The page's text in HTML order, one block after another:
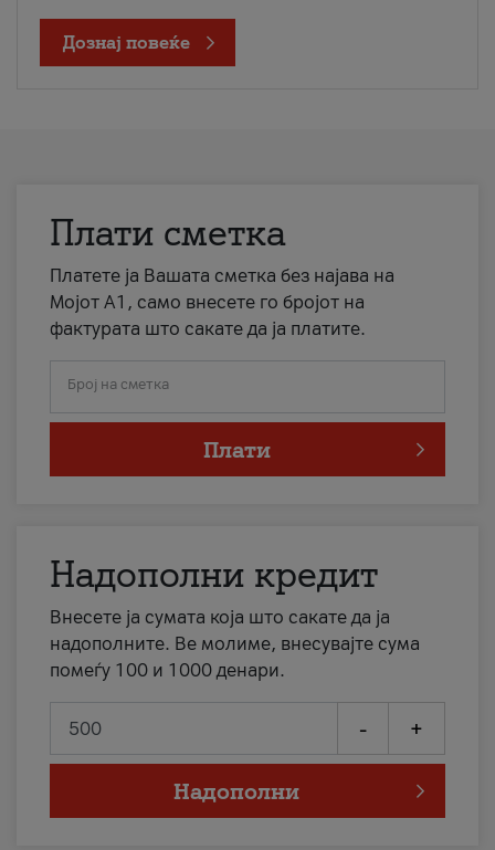
Дознај повеќе
Плати сметка
Платете ја Вашата сметка без најава на
Мојот А1, само внесете го бројот на
фактурата што сакате да ја платите.
Број на сметка
Плати
Надополни кредит
Внесете ја сумата која што сакате да ја
надополните. Ве молиме, внесувајте сума
помеѓу 100 и 1000 денари.
- +
Надополни